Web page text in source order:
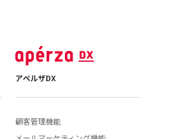
アペルザDX
顧客管理機能